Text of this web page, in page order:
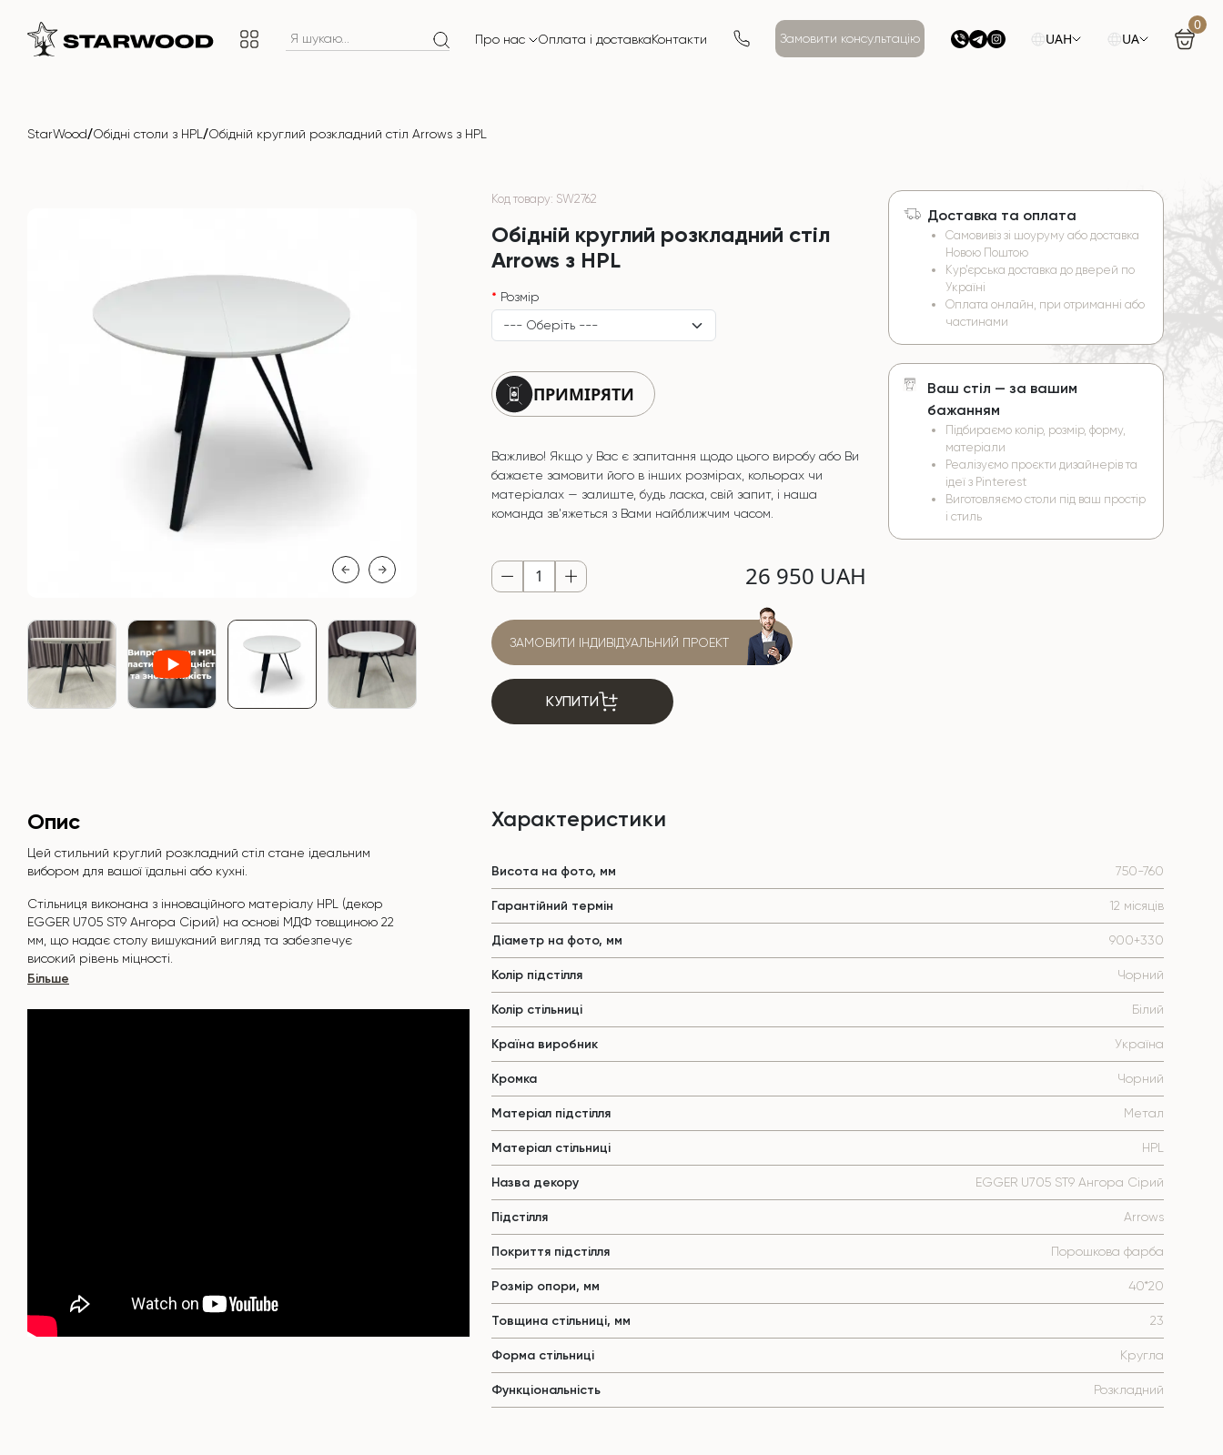
Про нас Оплата і доставкаКонтакти Замовити консультацію UAH UA
0
StarWood/Обідні столи з HPL /Обідній круглий розкладний стіл Arrows з HPL
Код товару: SW2762
Обідній круглий розкладний стіл
Arrows з HPL
Розмір
ПРИМІРЯТИ
Важливо! Якщо у Вас є запитання щодо цього виробу або Ви
бажаєте замовити його в інших розмірах, кольорах чи
матеріалах — залиште, будь ласка, свій запит, і наша
команда зв'яжеться з Вами найближчим часом.
26 950 UAH
ЗАМОВИТИ ІНДИВІДУАЛЬНИЙ ПРОЕКТ
КУПИТИ
Доставка та оплата
Самовивіз зі шоуруму або доставка
Новою Поштою
Кур’єрська доставка до дверей по
Україні
Оплата онлайн, при отриманні або
частинами
Ваш стіл — за вашим
бажанням
Підбираємо колір, розмір, форму,
матеріали
Реалізуємо проєкти дизайнерів та
ідеї з Pinterest
Виготовляємо столи під ваш простір
і стиль
Опис
Цей стильний круглий розкладний стіл стане ідеальним
вибором для вашої їдальні або кухні.
Стільниця виконана з інноваційного матеріалу HPL (декор
EGGER U705 ST9 Ангора Сірий) на основі МДФ товщиною 22
мм, що надає столу вишуканий вигляд та забезпечує
високий рівень міцності.
вбирає такі барвники, як йод, зеленка, маркери чи фарби
Більше
Характеристики
Висота на фото, мм 750-760
Гарантійний термін 12 місяців
Діаметр на фото, мм 900+330
Колір підстілля Чорний
Колір стільниці Білий
Країна виробник Україна
Кромка Чорний
Матеріал підстілля Метал
Матеріал стільниці HPL
Назва декору EGGER U705 ST9 Ангора Сірий
Підстілля Arrows
Покриття підстілля Порошкова фарба
Розмір опори, мм 40*20
Товщина стільниці, мм 23
Форма стільниці Кругла
Функціональність Розкладний